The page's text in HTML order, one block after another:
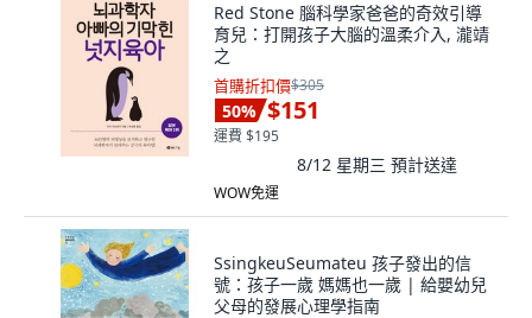
Red Stone 腦科學家爸爸的奇效引導
育兒：打開孩子大腦的溫柔介入, 瀧靖
之
首購折扣價$305
50% $151
運費 $195
8/12 星期三 預計送達
WOW免運
SsingkeuSeumateu 孩子發出的信
號：孩子一歲 媽媽也一歲 | 給嬰幼兒
父母的發展心理學指南